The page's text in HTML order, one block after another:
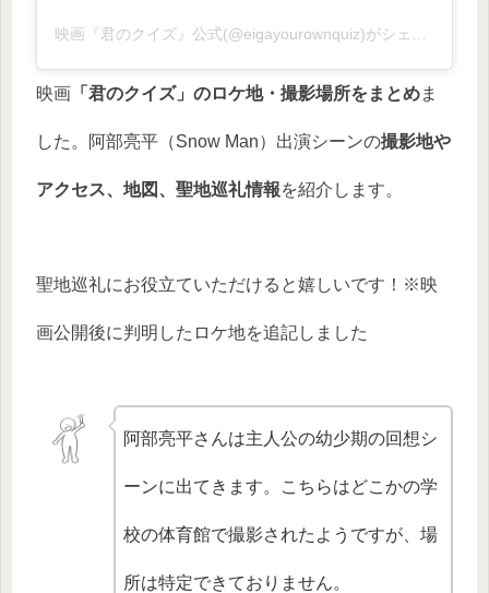
映画 「君のクイズ」のロケ地・撮影場所をまとめま
した。阿部亮平（Snow Man）出演シーンの撮影地や
アクセス、地図、聖地巡礼情報を紹介します。
聖地巡礼にお役立ていただけると嬉しいです！※映
画公開後に判明したロケ地を追記しました
阿部亮平さんは主人公の幼少期の回想シ
ーンに出てきます。こちらはどこかの学
校の体育館で撮影されたようですが、場
所は特定できておりません。